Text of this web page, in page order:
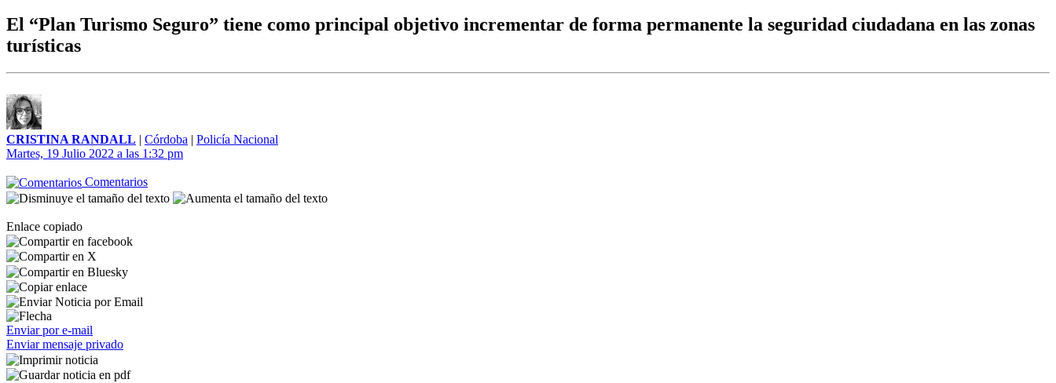
El “Plan Turismo Seguro” tiene como principal objetivo incrementar de forma permanente la seguridad ciudadana en las zonas
turísticas
CRISTINA RANDALL | Córdoba | Policía Nacional
Martes, 19 Julio 2022 a las 1:32 pm
Comentarios
Enlace copiado
Enviar por e-mail
Enviar mensaje privado